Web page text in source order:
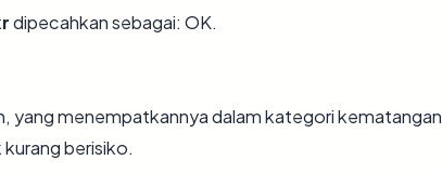
dipecahkan sebagai: OK.
yang menempatkannya dalam kategori kematangan
berisiko.